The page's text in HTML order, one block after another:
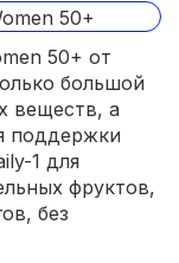
50+ от
большой
веществ, а
поддержки
1 для
фруктов,
без